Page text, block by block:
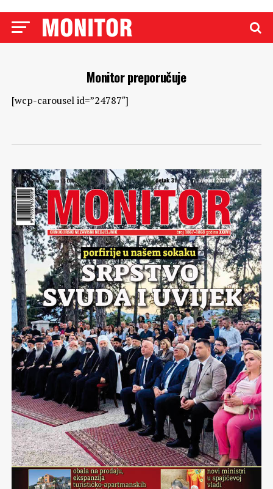
Monitor preporučuje
[wcp-carousel id=”24787″]